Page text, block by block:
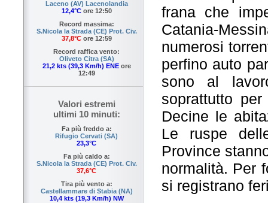
Laceno (AV) Lacenolandia
12,4°Core 12:50
Record massima:
S.Nicola la Strada (CE) Prot. Civ.
37,8°Core 12:59
Record raffica vento:
Oliveto Citra (SA)
21,2 kts (39,3 Km/h) ENEore
12:49
Valori estremi
ultimi 10 minuti:
Fa più freddo a:
Rifugio Cervati (SA)
23,3°C
Fa più caldo a:
S.Nicola la Strada (CE) Prot. Civ.
37,6°C
Tira più vento a:
Castellammare di Stabia (NA)
10,4 kts (19,3 Km/h) NW
frana che
Catania-
numerosi
perfino auto
sono al
soprattutto
Decine le
Le ruspe
Province
normalità. Per
si registrano